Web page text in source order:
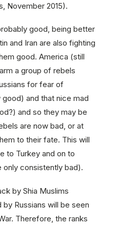
November 2015).
good, being better
and Iran are also fighting
good. America (still
a group of rebels
for fear of
and that nice mad
and so they may be
are now bad, or at
to their fate. This will
to Turkey and on to
only consistently bad).
by Shia Muslims
Russians will be seen
Therefore, the ranks